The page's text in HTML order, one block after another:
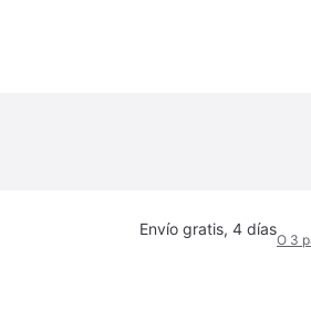
Envío gratis, 4 días
O 3